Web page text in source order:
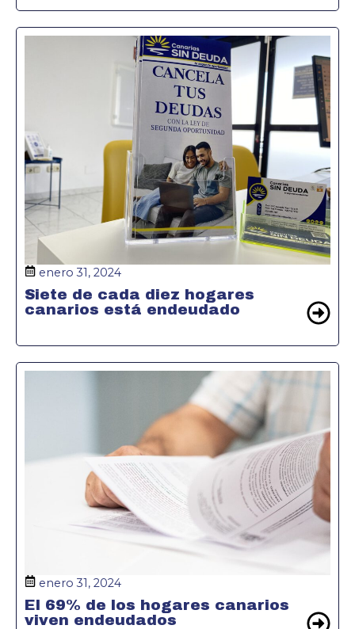
enero 31, 2024
Siete de cada diez hogares
canarios está endeudado
enero 31, 2024
El 69% de los hogares canarios
viven endeudados